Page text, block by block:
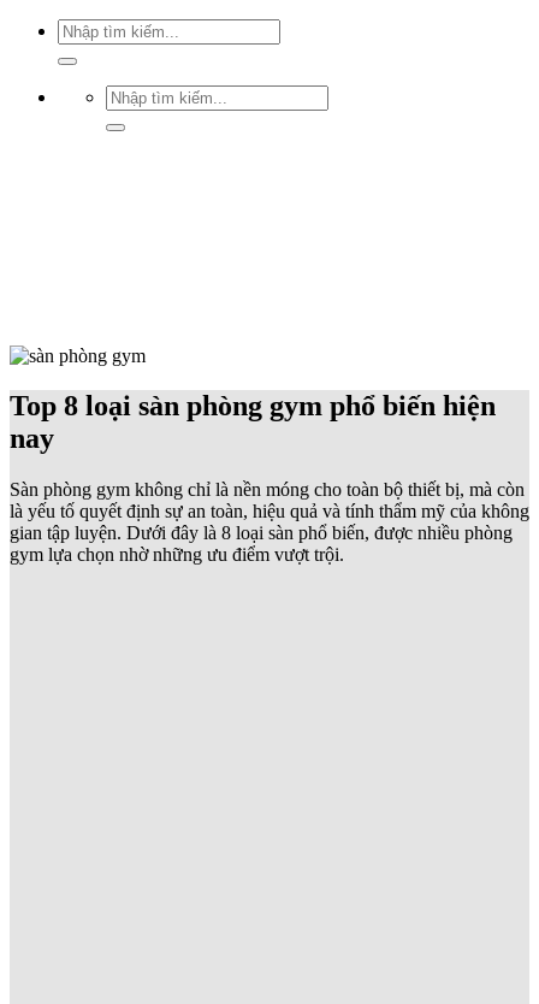
Tìm
kiếm:
Tìm
kiếm:
Top 8 loại sàn phòng gym phổ biến hiện
nay
Sàn phòng gym không chỉ là nền móng cho toàn bộ thiết bị, mà còn
là yếu tố quyết định sự an toàn, hiệu quả và tính thẩm mỹ của không
gian tập luyện. Dưới đây là 8 loại sàn phổ biến, được nhiều phòng
gym lựa chọn nhờ những ưu điểm vượt trội.